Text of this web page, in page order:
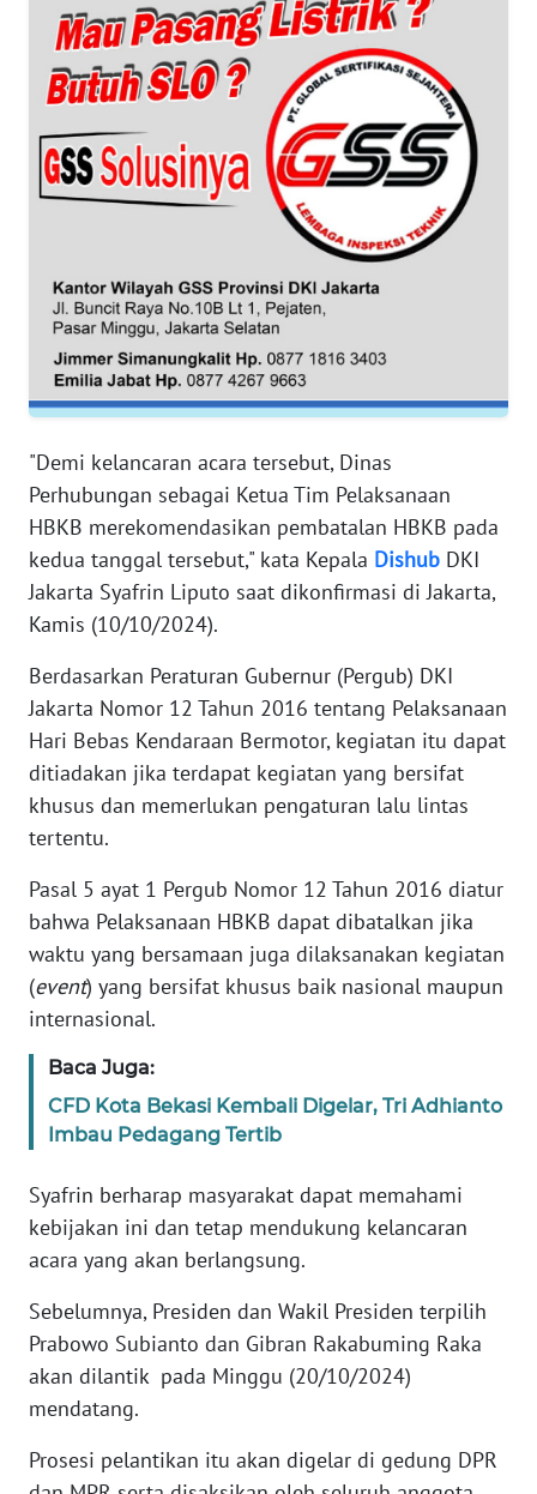
"Demi kelancaran acara tersebut, Dinas
Perhubungan sebagai Ketua Tim Pelaksanaan
HBKB merekomendasikan pembatalan HBKB pada
kedua tanggal tersebut," kata Kepala Dishub DKI
Jakarta Syafrin Liputo saat dikonfirmasi di Jakarta,
Kamis (10/10/2024).
Berdasarkan Peraturan Gubernur (Pergub) DKI
Jakarta Nomor 12 Tahun 2016 tentang Pelaksanaan
Hari Bebas Kendaraan Bermotor, kegiatan itu dapat
ditiadakan jika terdapat kegiatan yang bersifat
khusus dan memerlukan pengaturan lalu lintas
tertentu.
Pasal 5 ayat 1 Pergub Nomor 12 Tahun 2016 diatur
bahwa Pelaksanaan HBKB dapat dibatalkan jika
waktu yang bersamaan juga dilaksanakan kegiatan
(event) yang bersifat khusus baik nasional maupun
internasional.
Baca Juga:
CFD Kota Bekasi Kembali Digelar, Tri Adhianto
Imbau Pedagang Tertib
Syafrin berharap masyarakat dapat memahami
kebijakan ini dan tetap mendukung kelancaran
acara yang akan berlangsung.
Sebelumnya, Presiden dan Wakil Presiden terpilih
Prabowo Subianto dan Gibran Rakabuming Raka
akan dilantik pada Minggu (20/10/2024)
mendatang.
Prosesi pelantikan itu akan digelar di gedung DPR
WN
NTT
WN
WN
WN
PAPUA
BARAT
WN
RIAU
SERAMBI
WN
JAMBI
SULTRA
WN
NTB
WN
WN
SULBAR
WN
WN
SUMBAR
WN
SUMSEL
WN
BENGKULU
WN
WN
JATENG